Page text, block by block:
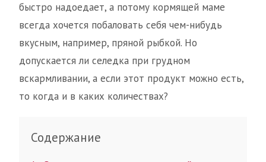
быстро надоедает, а потому кормящей маме
всегда хочется побаловать себя чем-нибудь
вкусным, например, пряной рыбкой. Но
допускается ли селедка при грудном
вскармливании, а если этот продукт можно есть,
то когда и в каких количествах?
Содержание